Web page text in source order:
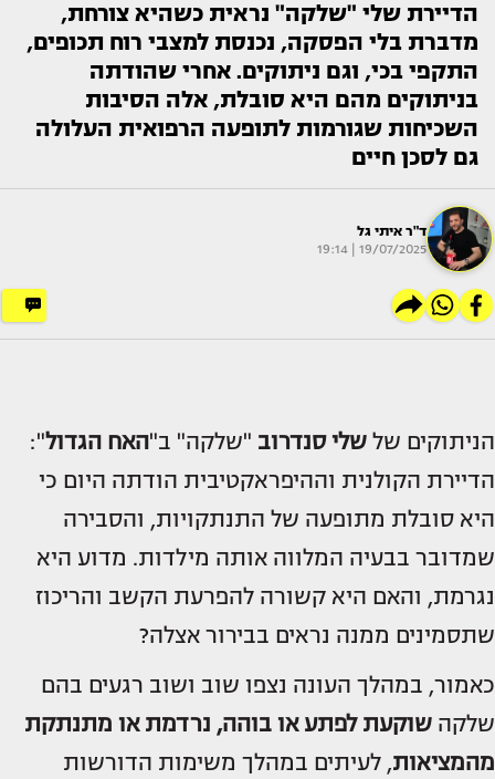
הדיירת שלי "שלקה" נראית כשהיא צורחת,
מדברת בלי הפסקה, נכנסת למצבי רוח תכופים,
התקפי בכי, וגם ניתוקים. אחרי שהודתה
בניתוקים מהם היא סובלת, אלה הסיבות
השכיחות שגורמות לתופעה הרפואית העלולה
גם לסכן חיים
ד"ר איתי גל
19/07/2025 | 19:14
הניתוקים של שלי סנדרוב "שלקה" ב"האח הגדול":
הדיירת הקולנית וההיפראקטיבית הודתה היום כי
היא סובלת מתופעה של התנתקויות, והסבירה
שמדובר בבעיה המלווה אותה מילדות. מדוע היא
נגרמת, והאם היא קשורה להפרעת הקשב והריכוז
שתסמינים ממנה נראים בבירור אצלה?
כאמור, במהלך העונה נצפו שוב ושוב רגעים בהם
שלקה שוקעת לפתע או בוהה, נרדמת או מתנתקת
מהמציאות, לעיתים במהלך משימות הדורשות